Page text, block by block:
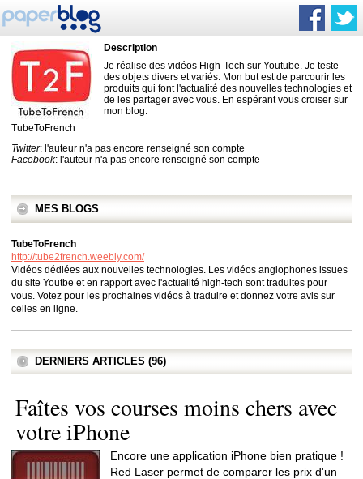
Description
Je réalise des vidéos High-Tech sur Youtube. Je teste
des objets divers et variés. Mon but est de parcourir les
produits qui font l'actualité des nouvelles technologies et
de les partager avec vous. En espérant vous croiser sur
mon blog.
TubeToFrench
Twitter: l'auteur n'a pas encore renseigné son compte
Facebook: l'auteur n'a pas encore renseigné son compte
MES BLOGS
TubeToFrench
http://tube2french.weebly.com/
Vidéos dédiées aux nouvelles technologies. Les vidéos anglophones issues
du site Youtbe et en rapport avec l'actualité high-tech sont traduites pour
vous. Votez pour les prochaines vidéos à traduire et donnez votre avis sur
celles en ligne.
DERNIERS ARTICLES (96)
Faîtes vos courses moins chers avec
votre iPhone
Encore une application iPhone bien pratique !
Red Laser permet de comparer les prix d'un